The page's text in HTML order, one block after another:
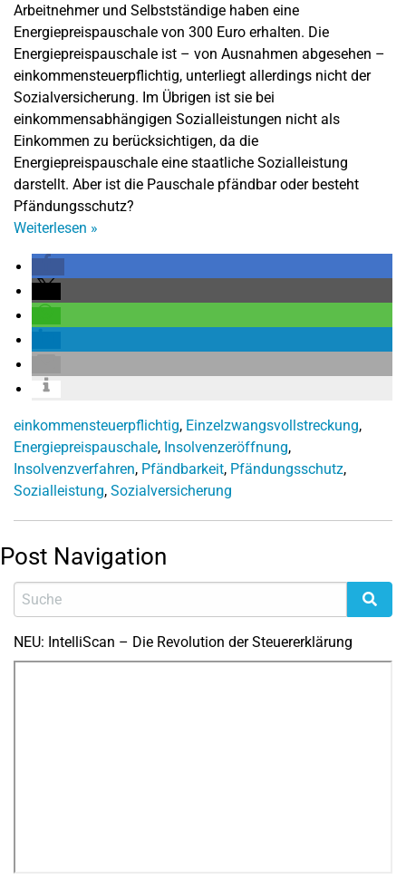
Arbeitnehmer und Selbstständige haben eine
Energiepreispauschale von 300 Euro erhalten. Die
Energiepreispauschale ist – von Ausnahmen abgesehen –
einkommensteuerpflichtig, unterliegt allerdings nicht der
Sozialversicherung. Im Übrigen ist sie bei
einkommensabhängigen Sozialleistungen nicht als
Einkommen zu berücksichtigen, da die
Energiepreispauschale eine staatliche Sozialleistung
darstellt. Aber ist die Pauschale pfändbar oder besteht
Pfändungsschutz?
Weiterlesen »
einkommensteuerpflichtig, Einzelzwangsvollstreckung,
Energiepreispauschale, Insolvenzeröffnung,
Insolvenzverfahren, Pfändbarkeit, Pfändungsschutz,
Sozialleistung, Sozialversicherung
Post Navigation
NEU: IntelliScan – Die Revolution der Steuererklärung